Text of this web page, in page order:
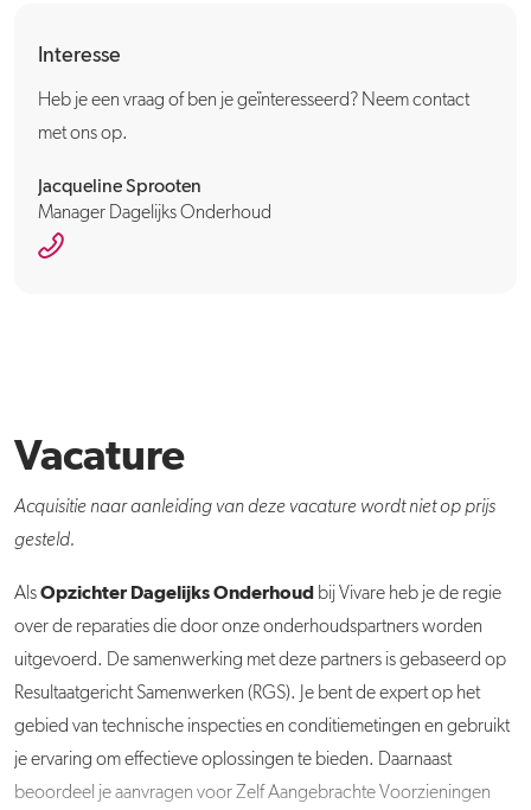
Interesse
Heb je een vraag of ben je geïnteresseerd? Neem contact
met ons op.
Jacqueline Sprooten
Manager Dagelijks Onderhoud
Vacature
Acquisitie naar aanleiding van deze vacature wordt niet op prijs
gesteld.
AlsOpzichter Dagelijks Onderhoud bij Vivare heb je de regie
over de reparaties die door onze onderhoudspartners worden
uitgevoerd. De samenwerking met deze partners is gebaseerd op
Resultaatgericht Samenwerken (RGS). Je bent de expert op het
gebied van technische inspecties en conditiemetingen en gebruikt
je ervaring om effectieve oplossingen te bieden. Daarnaast
beoordeel je aanvragen voor Zelf Aangebrachte Voorzieningen